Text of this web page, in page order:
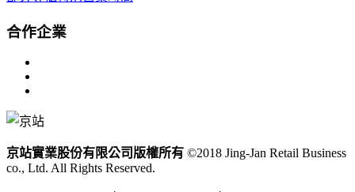
合作企業
京站實業股份有限公司版權所有 ©2018 Jing-Jan Retail Business
co., Ltd. All Rights Reserved.